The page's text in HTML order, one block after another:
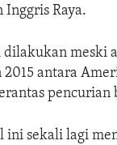
Inggris Raya.
dilakukan meski
antara
pencurian
ini sekali lagi